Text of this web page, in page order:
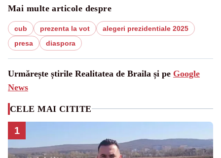
Mai multe articole despre
cub prezenta la vot
alegeri prezidentiale 2025
presa
diaspora
Urmărește știrile Realitatea de Braila și pe Google
News
CELE MAI CITITE
1